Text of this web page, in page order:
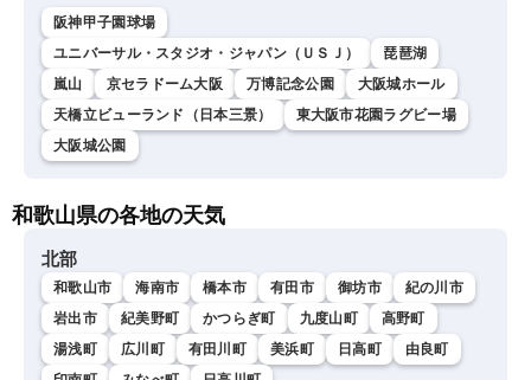
阪神甲子園球場
ユニバーサル・スタジオ・ジャパン（ＵＳＪ）
琵琶湖
嵐山
京セラドーム大阪 万博記念公園
大阪城ホール
天橋立ビューランド（日本三景）
東大阪市花園ラグビー場
大阪城公園
和歌山県の各地の天気
北部
和歌山市 海南市 橋本市 有田市 御坊市
紀の川市
岩出市
紀美野町 かつらぎ町 九度山町
高野町
湯浅町
広川町 有田川町 美浜町 日高町
由良町